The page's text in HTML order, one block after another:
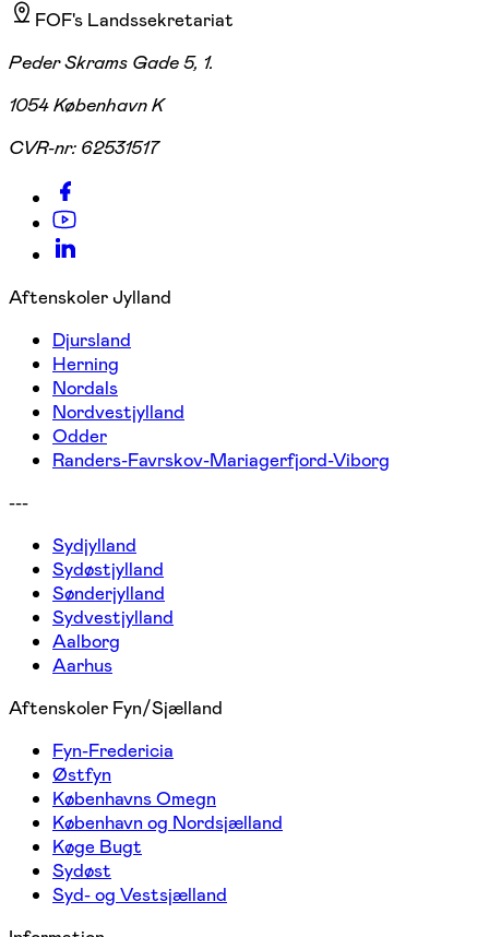
FOF's Landssekretariat
Peder Skrams Gade 5, 1.
1054 København K
CVR-nr: 62531517
Aftenskoler Jylland
Djursland
Herning
Nordals
Nordvestjylland
Odder
Randers-Favrskov-Mariagerfjord-Viborg
---
Sydjylland
Sydøstjylland
Sønderjylland
Sydvestjylland
Aalborg
Aarhus
Aftenskoler Fyn/Sjælland
Fyn-Fredericia
Østfyn
Københavns Omegn
København og Nordsjælland
Køge Bugt
Sydøst
Syd- og Vestsjælland